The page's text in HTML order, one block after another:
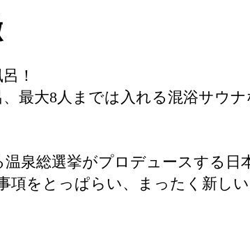
！
最大8人までは入れる混浴サウ
泉総選挙がプロデュースする日
項をとっぱらい、まったく新し